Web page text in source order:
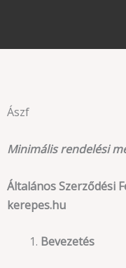
content
Ászf
Minimális rendelési
Általános Szerződési
kerepes.hu
Bevezetés